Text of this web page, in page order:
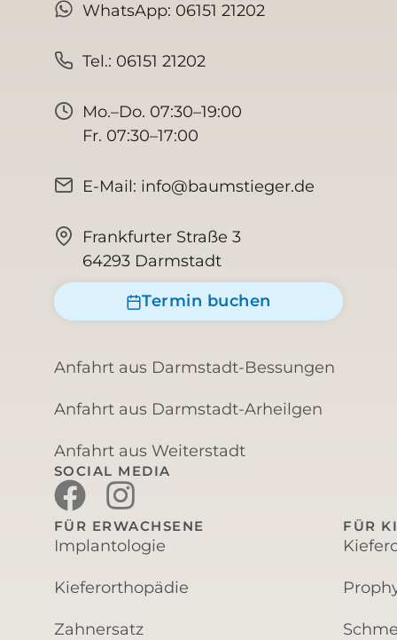
WhatsApp: 06151 21202
Tel.: 06151 21202
Mo.–Do. 07:30–19:00
Fr. 07:30–17:00
E-Mail: info@baumstieger.de
Frankfurter Straße 3
64293 Darmstadt
Termin buchen
Anfahrt aus Darmstadt-Bessungen
Anfahrt aus Darmstadt-Arheilgen
Anfahrt aus Weiterstadt
SOCIAL MEDIA
FÜR ERWACHSENE
Implantologie
Kieferorthopädie
Zahnersatz
FÜR